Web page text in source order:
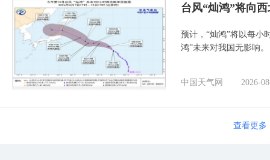
台风“灿鸿”将向
预计，“灿鸿”将以每小
鸿”未来对我国无影响。
中国天气网 2026-
查看更多